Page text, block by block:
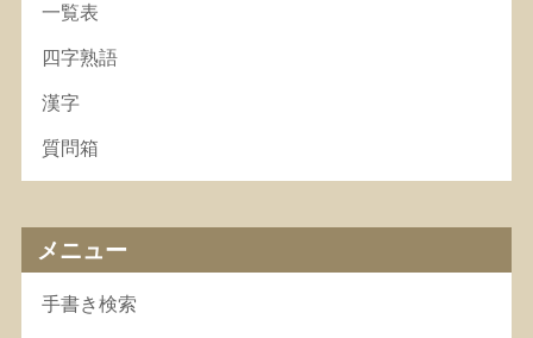
一覧表
四字熟語
漢字
質問箱
メニュー
手書き検索